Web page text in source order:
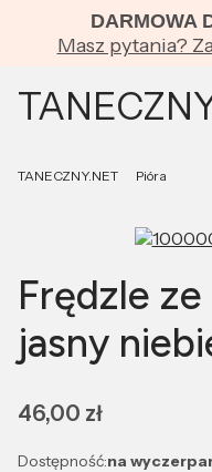
DARMOWA
Masz pytania?
TANECZNY.NET Pióra
Frędzle
jasny
Cena
46,00 zł
Dostępność:na